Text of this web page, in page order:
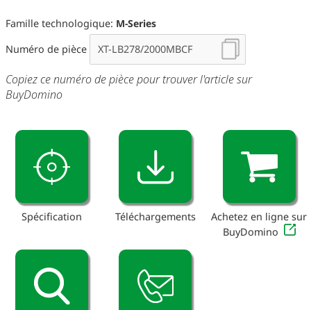
Famille technologique: M-Series
Numéro de pièce
Copiez ce numéro de pièce pour trouver l'article sur
BuyDomino
Spécification Téléchargements
Achetez en ligne sur
BuyDomino